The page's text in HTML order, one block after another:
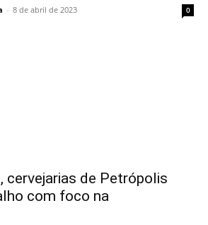
- 8 de abril de 2023 0
cervejarias de Petrópolis
com foco na